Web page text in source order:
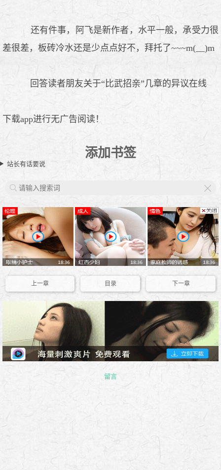
还有件事，阿飞是新作者，水平一般，承受力很
差很差，板砖冷水还是少点点好不，拜托了~~~m(__)m
回答读者朋友关于“比武招亲”几章的异议在线
下载app进行无广告阅读！
添加书签
站长有话要说
上一章 目录 下一章
留言